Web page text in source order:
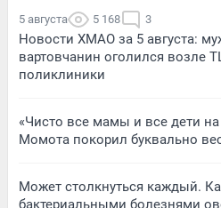
5 августа 5 168 3
Новости ХМАО за 5 августа:
вартовчанин оголился возле
поликлиники
«Чисто все мамы и все дети
Момота покорил буквально
Может столкнуться каждый.
бактериальными болезнями